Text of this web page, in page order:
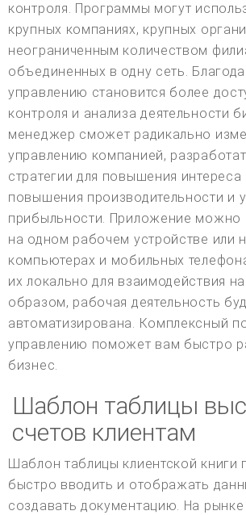
контроля. Программы могут
крупных компаниях, крупных
неограниченным количеством
объединенных в одну сеть.
управлению становится более
контроля и анализа деятельности
менеджер сможет радикально
управлению компанией,
стратегии для повышения интереса
повышения производительности и
прибыльности. Приложение можно
на одном рабочем устройстве или
компьютерах и мобильных
их локально для взаимодействия
образом, рабочая деятельность
автоматизирована. Комплексный
управлению поможет вам быстро
бизнес.
Шаблон таблицы
счетов клиентам
Шаблон таблицы клиентской книги
быстро вводить и отображать
создавать документацию. На